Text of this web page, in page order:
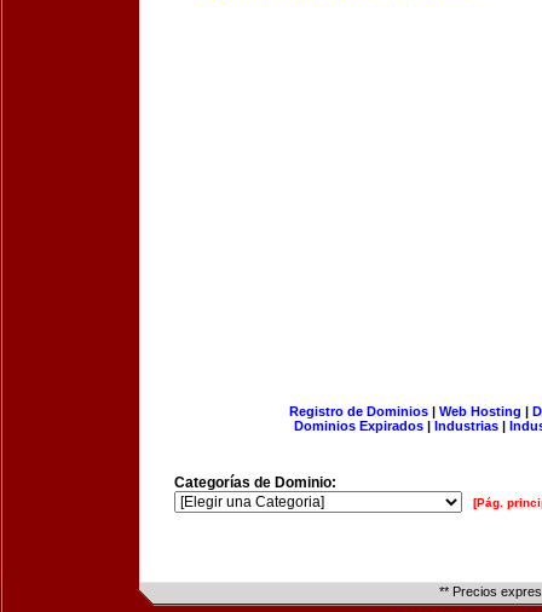
Registro de Dominios| Web Hosting |
Dominios Expirados | Industrias |
Categorías de Dominio:
[Pág.
** Precios